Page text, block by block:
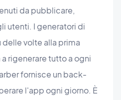
da pubblicare,
utenti. I generatori di
volte alla prima
rigenerare tutto a ogni
fornisce un back-
l'app ogni giorno. È